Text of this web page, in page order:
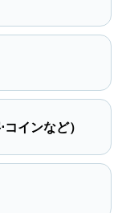
インなど）